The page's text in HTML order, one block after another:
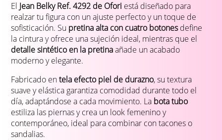
El Jean Belky Ref. 4292 de Ofori está diseñado para
realzar tu figura con un ajuste perfecto y un toque de
sofisticación. Su pretina alta con cuatro botonesdefine
la cintura y ofrece una sujeción ideal, mientras que el
detalle sintético en la pretinaañade un acabado
moderno y elegante.
Fabricado entela efecto piel de durazno, su textura
suave y elástica garantiza comodidad durante todo el
día, adaptándose a cada movimiento. La bota tubo
estiliza las piernas y crea un look femenino y
contemporáneo, ideal para combinar con tacones o
sandalias.